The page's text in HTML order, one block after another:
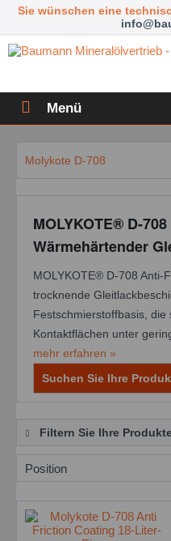
Sie wünschen eine
Menü
Molykote D-708
MOLYKOTE® D-
Wärmehärtender
MOLYKOTE® D-708 Anti-
trocknende
Festschmierstoffbasis, die
Kontaktflächen unter
mehr erfahren »
Suchen Sie Ihre
Filtern Sie Ihre